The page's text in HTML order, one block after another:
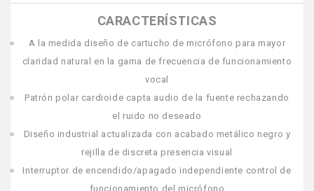
CARACTERÍSTICAS
A la medida diseño de cartucho de micrófono para mayor
claridad natural en la gama de frecuencia de funcionamiento
vocal
Patrón polar cardioide capta audio de la fuente rechazando
el ruido no deseado
Diseño industrial actualizada con acabado metálico negro y
rejilla de discreta presencia visual
Interruptor de encendido/apagado independiente control de
funcionamiento del micrófono